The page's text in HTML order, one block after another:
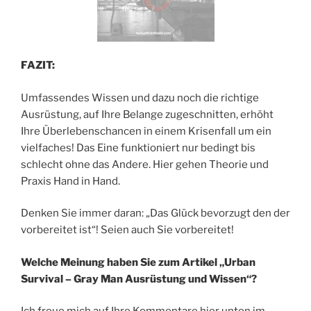
FAZIT:
Umfassendes Wissen und dazu noch die richtige
Ausrüstung, auf Ihre Belange zugeschnitten, erhöht
Ihre Überlebenschancen in einem Krisenfall um ein
vielfaches! Das Eine funktioniert nur bedingt bis
schlecht ohne das Andere. Hier gehen Theorie und
Praxis Hand in Hand.
Denken Sie immer daran: „Das Glück bevorzugt den der
vorbereitet ist“! Seien auch Sie vorbereitet!
Welche Meinung haben Sie zum Artikel „Urban
Survival – Gray Man Ausrüstung und Wissen“?